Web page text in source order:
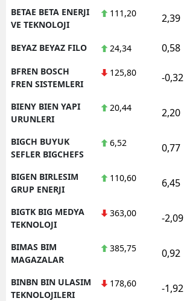
BETAE BETA ENERJI
VE TEKNOLOJI
111,20 2,39
BEYAZ BEYAZ FILO 24,34 0,58
BFREN BOSCH
FREN SISTEMLERI
125,80 -0,32
BIENY BIEN YAPI
URUNLERI
20,44 2,20
BIGCH BUYUK
SEFLER BIGCHEFS
6,52 0,77
BIGEN BIRLESIM
GRUP ENERJI
110,60 6,45
BIGTK BIG MEDYA
TEKNOLOJI
363,00 -2,09
BIMAS BIM
MAGAZALAR
385,75 0,92
BINBN BIN ULASIM
TEKNOLOJILERI
178,60 -1,92